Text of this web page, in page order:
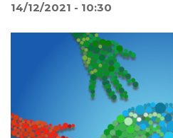
14/12/2021 - 10:30